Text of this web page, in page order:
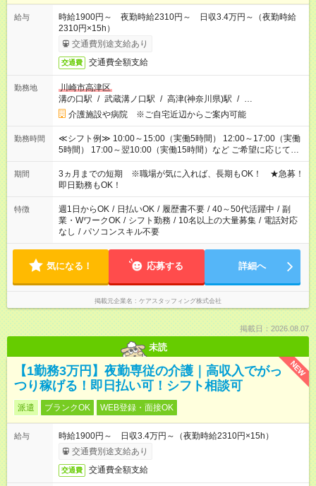
給与
時給1900円～ 夜勤時給2310円～ 日収3.4万円～（夜勤時給
2310円×15h）
交通費別途支給あり
交通費 交通費全額支給
勤務地
川崎市高津区
溝の口駅 / 武蔵溝ノ口駅 / 高津(神奈川県)駅 / …
介護施設や病院 ※ご自宅近辺からご案内可能
勤務時間
≪シフト例≫ 10:00～15:00（実働5時間） 12:00～17:00（実働
5時間） 17:00～翌10:00（実働15時間）など ご希望に応じて、
働く時間は調整できます！ お気軽に担当へ相談ください！
期間
3ヵ月までの短期 ※職場が気に入れば、長期もOK！ ★急募！
即日勤務もOK！
特徴 週1日からOK / 日払いOK / 履歴書不要 / 40～50代活躍中 / 副
業・WワークOK / シフト勤務 / 10名以上の大量募集 / 電話対応
なし / パソコンスキル不要
気になる！ 応募する 詳細へ
掲載元企業名 ケアスタッフィング株式会社
掲載日：2026.08.07
未読
NEW
【1勤務3万円】夜勤専従の介護｜高収入でがっ
つり稼げる！即日払い可！シフト相談可
派遣 ブランクOK WEB登録・面接OK
給与
時給1900円～ 日収3.4万円～（夜勤時給2310円×15h）
交通費別途支給あり
交通費 交通費全額支給